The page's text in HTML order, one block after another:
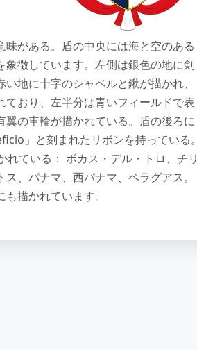
がある。盾の中央には海と空のある
徴しています。左側は銀色の地に剣
地に十字のシャベルと鍬が描かれ、
おり、左半分は青いフィールドで表
の車輪が描かれている。盾の後ろに
」と刻まれたリボンを持っている。
ている： ボカス・デル・トロ、チリ
、パナマ、西パナマ、ベラグアス。
描かれています。